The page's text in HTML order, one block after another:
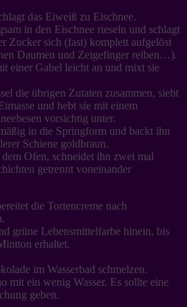
das Eiweiß zu Eischnee.
in den Eischnee rieseln und schlagt
Zucker sich (fast) komplett aufgelöst
Daumen und Zeigefinger reiben…).
einer Gabel leicht an und mixt sie
die übrigen Zutaten zusammen, siebt
und hebt sie mit einem
vorsichtig unter.
in die Springform und backt ihn
Schiene goldbraun.
Ofen, schneidet ihn zwei mal
getrennt voneinander
die Tortencreme nach
grüne Lebensmittelfarbe hinein, bis
erhaltet.
im Wasserbad schmelzen.
mit ein wenig Wasser. Es sollte eine
geben.